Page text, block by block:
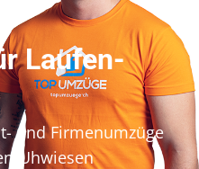
Laufen-
und Firmenumzüge
Uhwiesen